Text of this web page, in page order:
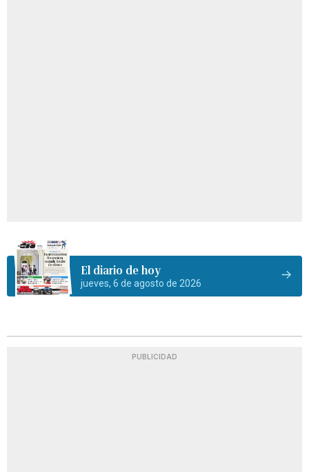
El diario de hoy
jueves, 6 de agosto de 2026
PUBLICIDAD